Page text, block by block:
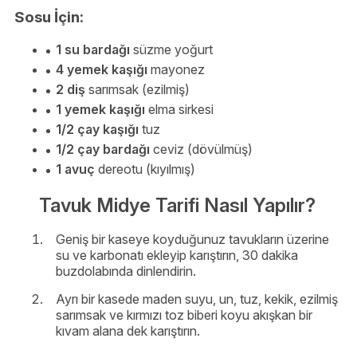
Sosu İçin:
1 su bardağı süzme yoğurt
4 yemek kaşığı mayonez
2 diş sarımsak (ezilmiş)
1 yemek kaşığı elma sirkesi
1/2 çay kaşığı tuz
1/2 çay bardağı ceviz (dövülmüş)
1 avuç dereotu (kıyılmış)
Tavuk Midye Tarifi Nasıl Yapılır?
Geniş bir kaseye koyduğunuz tavukların üzerine
su ve karbonatı ekleyip karıştırın, 30 dakika
buzdolabında dinlendirin.
Ayrı bir kasede maden suyu, un, tuz, kekik, ezilmiş
sarımsak ve kırmızı toz biberi koyu akışkan bir
kıvam alana dek karıştırın.